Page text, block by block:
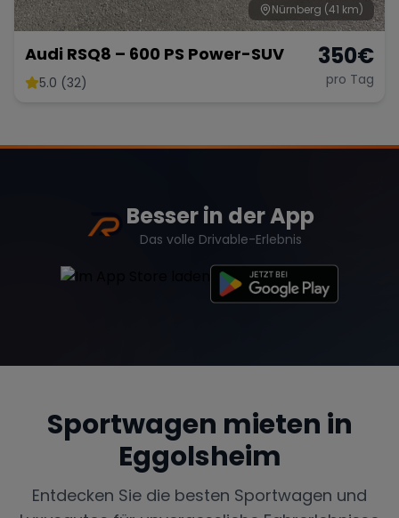
Nürnberg (41 km)
Audi RSQ8 – 600 PS Power-SUV
5.0 (32)
350€
pro Tag
Besser in der App
Das volle Drivable-Erlebnis
Sportwagen mieten in
Eggolsheim
Entdecken Sie die besten Sportwagen und